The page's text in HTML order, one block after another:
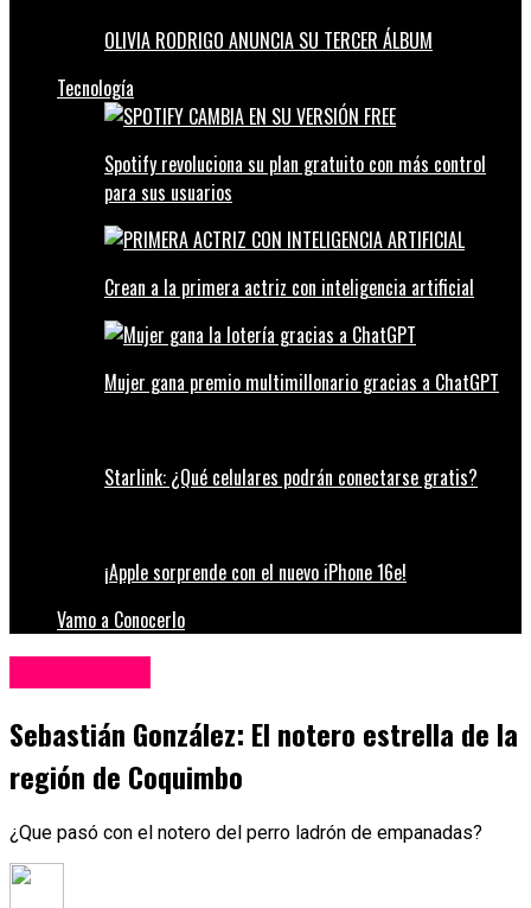
OLIVIA RODRIGO ANUNCIA SU TERCER ÁLBUM
Tecnología
Spotify revoluciona su plan gratuito con más control
para sus usuarios
Crean a la primera actriz con inteligencia artificial
Mujer gana premio multimillonario gracias a ChatGPT
Starlink: ¿Qué celulares podrán conectarse gratis?
¡Apple sorprende con el nuevo iPhone 16e!
Vamo a Conocerlo
Sebastián González: El notero estrella de la
región de Coquimbo
¿Que pasó con el notero del perro ladrón de empanadas?